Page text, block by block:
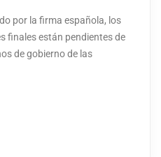
por la firma española, los
finales están pendientes de
de gobierno de las